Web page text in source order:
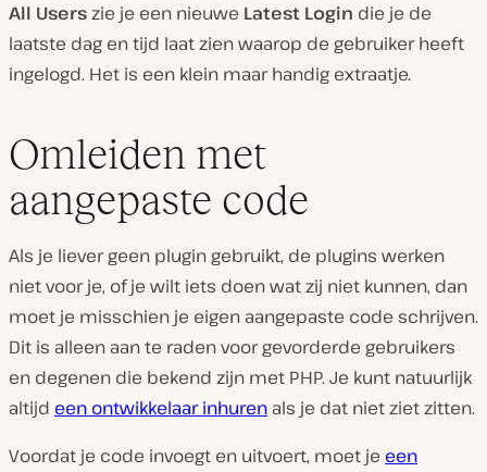
All Userszie je een nieuwe Latest Login die je de
laatste dag en tijd laat zien waarop de gebruiker heeft
ingelogd. Het is een klein maar handig extraatje.
Omleiden met
aangepaste code
Als je liever geen plugin gebruikt, de plugins werken
niet voor je, of je wilt iets doen wat zij niet kunnen, dan
moet je misschien je eigen aangepaste code schrijven.
Dit is alleen aan te raden voor gevorderde gebruikers
en degenen die bekend zijn met PHP. Je kunt natuurlijk
altijd een ontwikkelaar inhuren als je dat niet ziet zitten.
Voordat je code invoegt en uitvoert, moet je een